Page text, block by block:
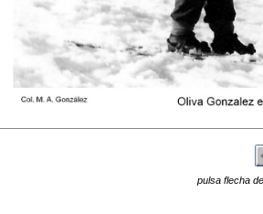
pulsa flecha